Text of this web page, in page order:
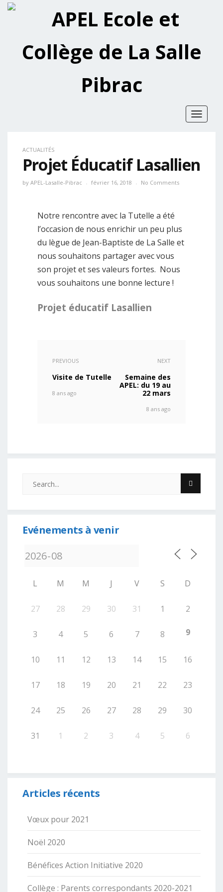
Toggle
ACTUALITÉS
Projet Éducatif Lasallien
by APEL-Lasalle-Pibrac février 16, 2018 No Comments
Notre rencontre avec la Tutelle a été
l’occasion de nous enrichir un peu plus
du lègue de Jean-Baptiste de La Salle et
nous souhaitons partager avec vous
son projet et ses valeurs fortes. Nous
vous souhaitons une bonne lecture !
Projet éducatif Lasallien
PREVIOUS
Visite de Tutelle
8 ans ago
NEXT
Semaine des
APEL: du 19 au
22 mars
8 ans ago
Evénements à venir
L M M J V S D
27 28 29 30 31 1 2
3 4 5 6 7 8 9
10 11 12 13 14 15 16
17 18 19 20 21 22 23
24 25 26 27 28 29 30
31 1 2 3 4 5 6
Articles récents
Vœux pour 2021
Noël 2020
Bénéfices Action Initiative 2020
Collège : Parents correspondants 2020-2021